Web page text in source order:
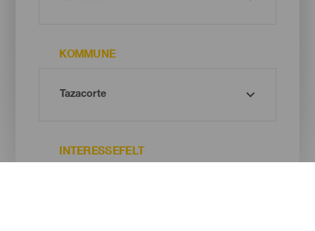
KOMMUNE
INTERESSEFELT